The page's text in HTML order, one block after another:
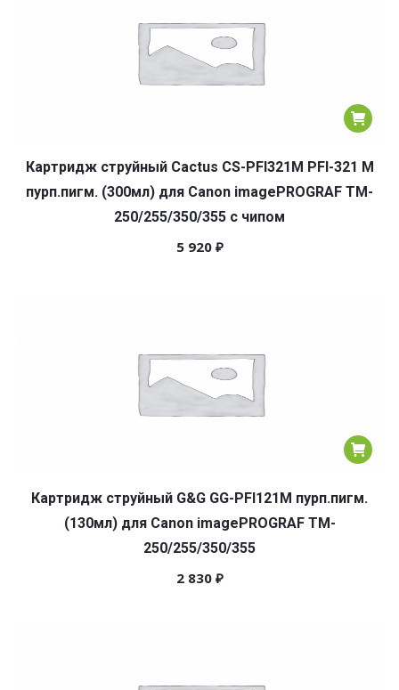
Картридж струйный Cactus CS-PFI321M PFI-321 M
пурп.пигм. (300мл) для Canon imagePROGRAF TM-
250/255/350/355 с чипом
5 920 ₽
Картридж струйный G&G GG-PFI121M пурп.пигм.
(130мл) для Canon imagePROGRAF TM-
250/255/350/355
2 830 ₽